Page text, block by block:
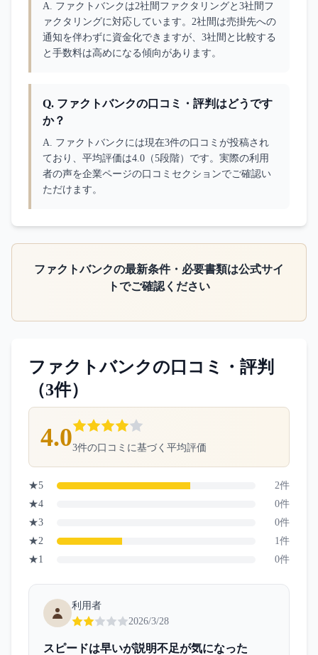
A. ファクトバンクは2社間ファクタリングと3社間フ
ァクタリングに対応しています。2社間は売掛先への
通知を伴わずに資金化できますが、3社間と比較する
と手数料は高めになる傾向があります。
Q. ファクトバンクの口コミ・評判はどうです
か？
A. ファクトバンクには現在3件の口コミが投稿され
ており、平均評価は4.0（5段階）です。実際の利用
者の声を企業ページの口コミセクションでご確認い
ただけます。
ファクトバンクの最新条件・必要書類は公式サイ
トでご確認ください
ファクトバンクの口コミ・評判
（3件）
4.03件の口コミに基づく平均評価
★5 2件
★4 0件
★3 0件
★2 1件
★1 0件
利用者
2026/3/28
スピードは早いが説明不足が気になった